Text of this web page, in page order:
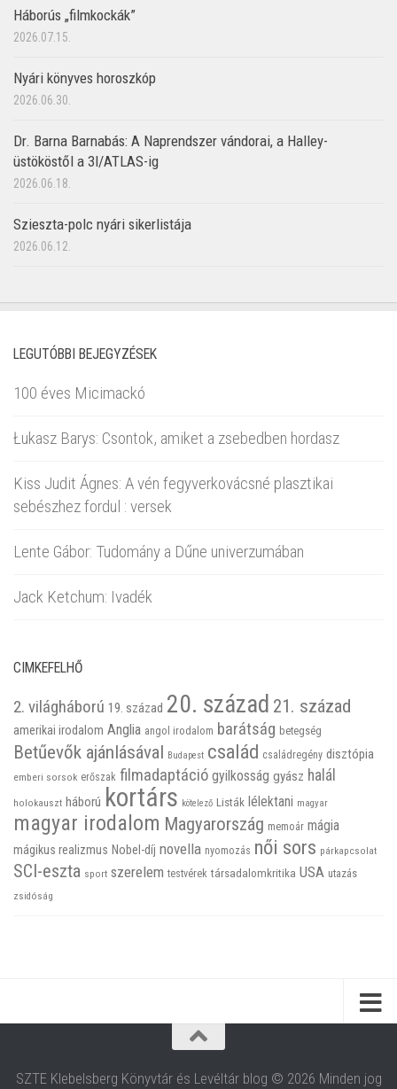
Háborús „filmkockák”
2026.07.15.
Nyári könyves horoszkóp
2026.06.30.
Dr. Barna Barnabás: A Naprendszer vándorai, a Halley-
üstököstől a 3I/ATLAS-ig
2026.06.18.
Szieszta-polc nyári sikerlistája
2026.06.12.
LEGUTÓBBI BEJEGYZÉSEK
100 éves Micimackó
Łukasz Barys: Csontok, amiket a zsebedben hordasz
Kiss Judit Ágnes: A vén fegyverkovácsné plasztikai
sebészhez fordul : versek
Lente Gábor: Tudomány a Dűne univerzumában
Jack Ketchum: Ivadék
CIMKEFELHŐ
2. világháború 19. század 20. század 21. század
amerikai irodalom Anglia angol irodalom barátság betegség
Betűevők ajánlásával Budapest család családregény disztópia
emberi sorsok erőszak filmadaptáció gyilkosság gyász halál
holokauszt háború kortárs kötelező Listák lélektani magyar
magyar irodalom Magyarország memoár mágia
mágikus realizmus Nobel-díj novella nyomozás női sors párkapcsolat
SCI-eszta sport szerelem testvérek társadalomkritika USA utazás
zsidóság
SZTE Klebelsberg Könyvtár és Levéltár blog © 2026 Minden jog